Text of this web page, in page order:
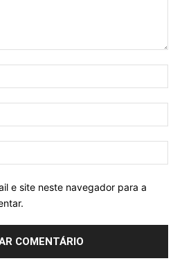
e site neste navegador para a